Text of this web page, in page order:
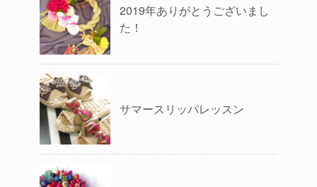
2019年ありがとうございまし
た！
サマースリッパレッスン